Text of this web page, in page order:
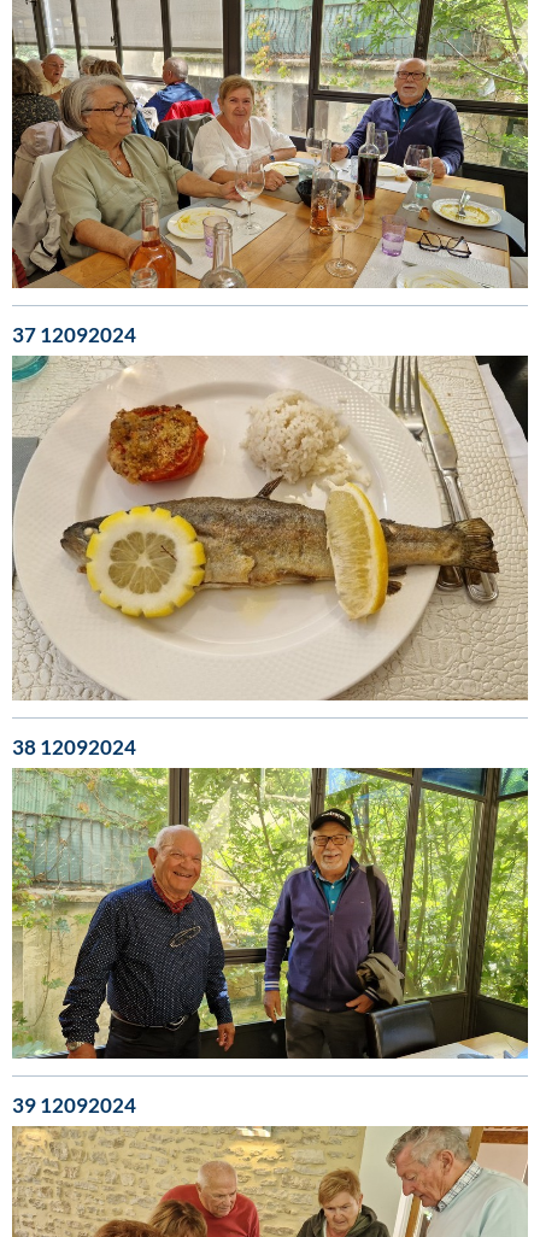
37 12092024
38 12092024
39 12092024